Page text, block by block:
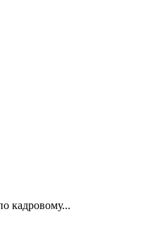
кадровому...